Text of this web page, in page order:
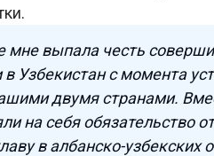
мне выпала честь
Узбекистан с момента
двумя странами.
на себя обязательство
в албанско-узбекских